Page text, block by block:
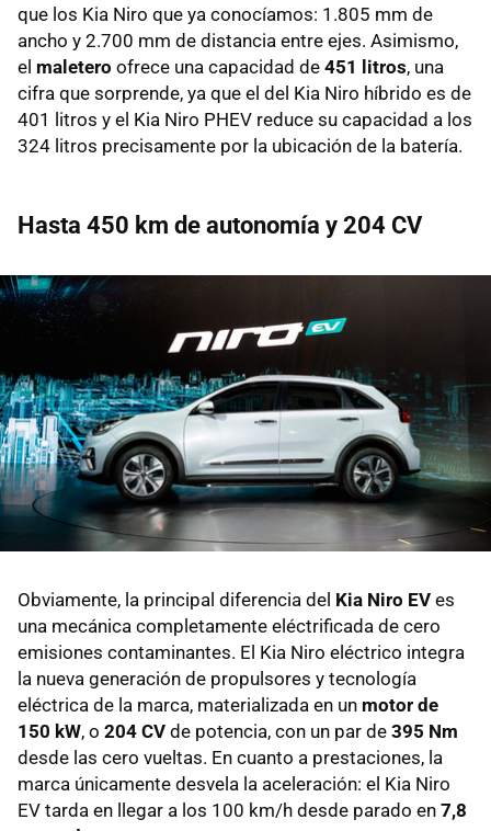
que los Kia Niro que ya conocíamos: 1.805 mm de
ancho y 2.700 mm de distancia entre ejes. Asimismo,
el maletero ofrece una capacidad de 451 litros, una
cifra que sorprende, ya que el del Kia Niro híbrido es de
401 litros y el Kia Niro PHEV reduce su capacidad a los
324 litros precisamente por la ubicación de la batería.
Hasta 450 km de autonomía y 204 CV
Obviamente, la principal diferencia del Kia Niro EV es
una mecánica completamente eléctrificada de cero
emisiones contaminantes. El Kia Niro eléctrico integra
la nueva generación de propulsores y tecnología
eléctrica de la marca, materializada en un motor de
150 kW, o 204 CV de potencia, con un par de 395 Nm
desde las cero vueltas. En cuanto a prestaciones, la
marca únicamente desvela la aceleración: el Kia Niro
EV tarda en llegar a los 100 km/h desde parado en 7,8